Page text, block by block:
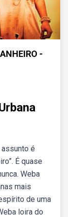
-
é
É quase
Weba
mais
de uma
loira do